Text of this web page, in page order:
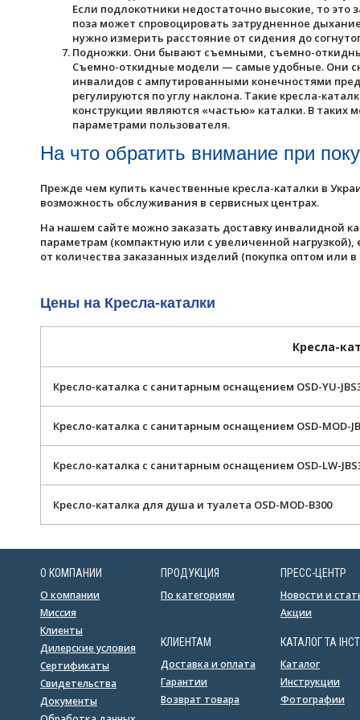
Если подлокотники недостаточно высокие, то это
поза может спровоцировать затрудненное
нужно измерить расстояние от сидения до
Подножки. Они бывают съемными, съемно-
Съемно-откидные модели — самые удобные. Они
инвалидов с ампутированными конечностями
регулируются по углу наклона. Такие кресла-
конструкции являются «частью» каталки. В таких
параметрами пользователя.
На что обратить внимание при
Прежде чем купить качественные кресла-каталки в
возможность обслуживания в сервисных центрах.
На нашем сайте можно заказать доставку инвалидной
параметрам (компактную или с увеличенной
от количества заказанных изделий (покупка оптом или в
Цены на Кресла-каталки
Кресла-
Кресло-каталка с санитарным оснащением OSD-YU-
Кресло-каталка с санитарным оснащением OSD-MOD-
Кресло-каталка с санитарным оснащением OSD-LW-
Кресло-каталка для душа и туалета OSD-MOD-B300
О КОМПАНИИ
О компании
Миссия
Клиенты
Дилерские условия
Сертификаты
Свидетельства
Документы
ПРОДУКЦИЯ
По категориям
КЛИЕНТАМ
Доставка и оплата
Гарантии
Возврат товара
ПРЕСС-ЦЕНТР
Новости и
Акции
КАТАЛОГ ТА
Каталог
Инструкции
Фотографии